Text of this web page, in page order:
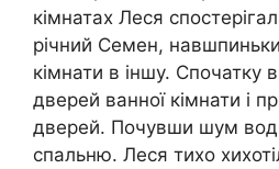
кімнатах Леся
річний Семен, навшпиньки
кімнати в іншу. Спочатку
дверей ванної кімнати і
дверей. Почувши шум
спальню. Леся тихо